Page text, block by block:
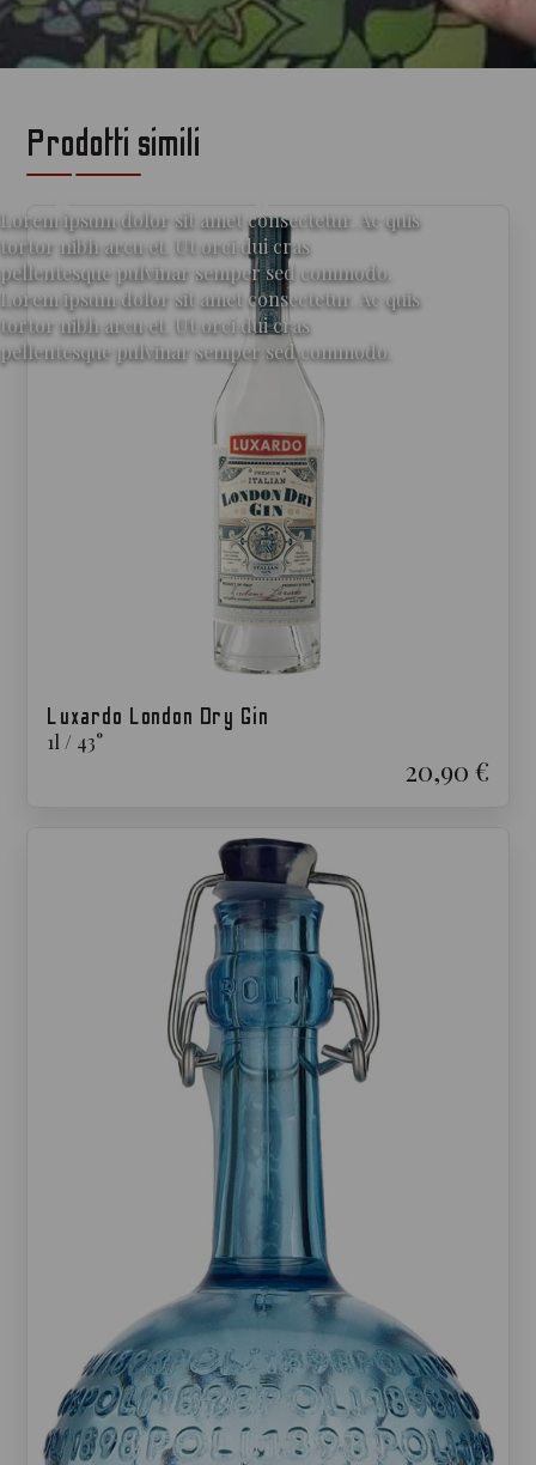
per gli amanti del gin
Lorem ipsum dolor sit amet consectetur. Ac quis
tortor nibh arcu et. Ut orci dui cras
pellentesque pulvinar semper sed commodo.
Lorem ipsum dolor sit amet consectetur. Ac quis
tortor nibh arcu et. Ut orci dui cras
pellentesque pulvinar semper sed commodo.
Prodotti simili
Luxardo London Dry Gin
1l / 43°
20,90 €